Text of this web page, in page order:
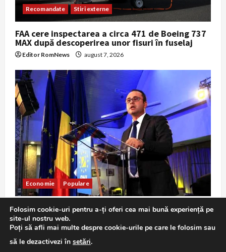
Recomandate Stiri externe
FAA cere inspectarea a circa 471 de Boeing 737
MAX după descoperirea unor fisuri în fuselaj
Editor RomNews august 7, 2026
Economie Populare
Bușoi: Populația nu va fi afectată de eventuale
restricții în criza energetică; Guvernul
accelerează stocarea energiei
Editor RomNews august 7, 2026
Folosim cookie-uri pentru a-ți oferi cea mai bună experiență pe
site-ul nostru web.
Poți să afli mai multe despre cookie-urile pe care le folosim sau
să le dezactivezi în setări.